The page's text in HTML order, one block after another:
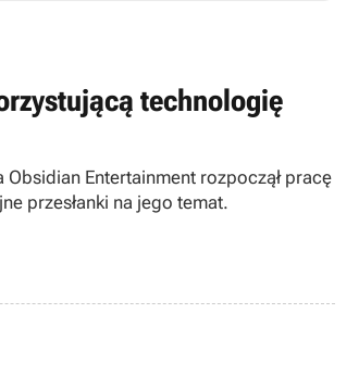
technologię
Entertainment rozpoczął pracę
przesłanki na jego temat.